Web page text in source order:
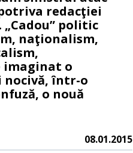
redacţiei
politic
naţionalism,
imaginat o
nocivă, într-o
o nouă
08.01.2015